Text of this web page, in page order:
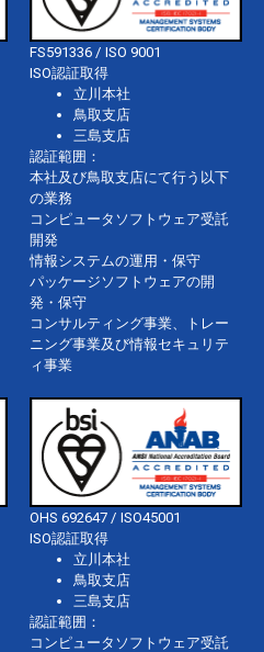
FS591336 / ISO 9001
ISO認証取得
立川本社
鳥取支店
三島支店
認証範囲：
本社及び鳥取支店にて行う以下
の業務
コンピュータソフトウェア受託
開発
情報システムの運用・保守
パッケージソフトウェアの開
発・保守
コンサルティング事業、トレー
ニング事業及び情報セキュリテ
ィ事業
OHS 692647 / ISO45001
ISO認証取得
立川本社
鳥取支店
三島支店
認証範囲：
コンピュータソフトウェア受託